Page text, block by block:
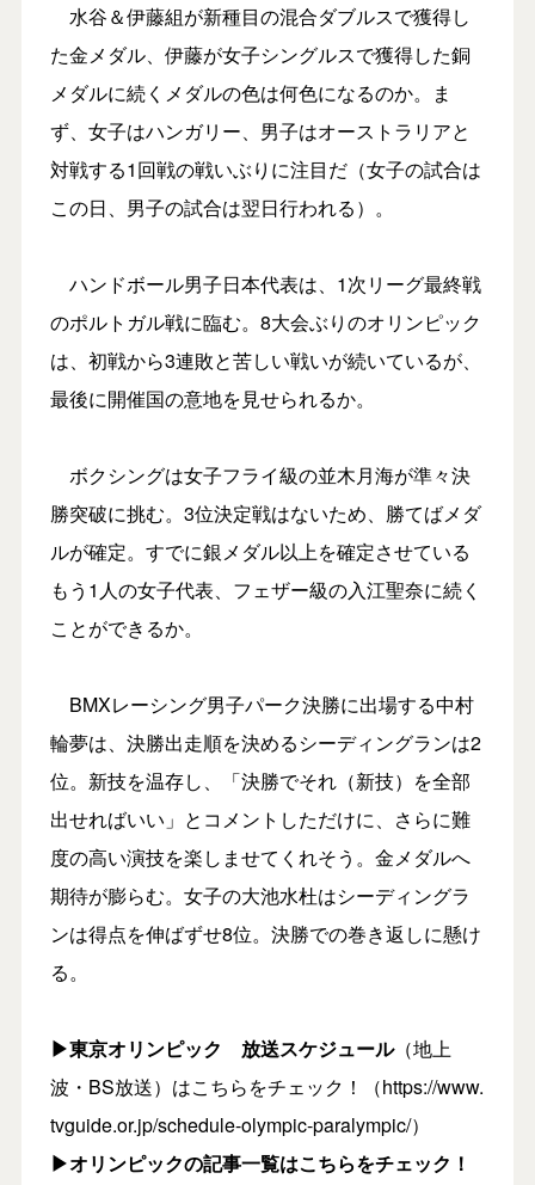
水谷＆伊藤組が新種目の混合ダブルスで獲得し
た金メダル、伊藤が女子シングルスで獲得した銅
メダルに続くメダルの色は何色になるのか。ま
ず、女子はハンガリー、男子はオーストラリアと
対戦する1回戦の戦いぶりに注目だ（女子の試合は
この日、男子の試合は翌日行われる）。
ハンドボール男子日本代表は、1次リーグ最終戦
のポルトガル戦に臨む。8大会ぶりのオリンピック
は、初戦から3連敗と苦しい戦いが続いているが、
最後に開催国の意地を見せられるか。
ボクシングは女子フライ級の並木月海が準々決
勝突破に挑む。3位決定戦はないため、勝てばメダ
ルが確定。すでに銀メダル以上を確定させている
もう1人の女子代表、フェザー級の入江聖奈に続く
ことができるか。
BMXレーシング男子パーク決勝に出場する中村
輪夢は、決勝出走順を決めるシーディングランは2
位。新技を温存し、「決勝でそれ（新技）を全部
出せればいい」とコメントしただけに、さらに難
度の高い演技を楽しませてくれそう。金メダルへ
期待が膨らむ。女子の大池水杜はシーディングラ
ンは得点を伸ばずせ8位。決勝での巻き返しに懸け
る。
▶東京オリンピック 放送スケジュール（地上
波・BS放送）はこちらをチェック！（https://www.
tvguide.or.jp/schedule-olympic-paralympic/）
▶オリンピックの記事一覧はこちらをチェック！